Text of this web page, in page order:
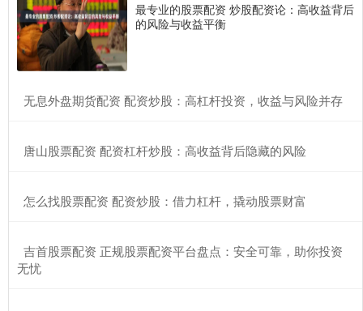
最专业的股票配资 炒股配资论：高收益背后
的风险与收益平衡
​无息外盘期货配资 配资炒股：高杠杆投资，收益与风险并存
​唐山股票配资 配资杠杆炒股：高收益背后隐藏的风险
​怎么找股票配资 配资炒股：借力杠杆，撬动股票财富
​吉首股票配资 正规股票配资平台盘点：安全可靠，助你投资
无忧